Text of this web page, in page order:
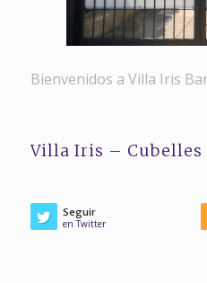
Bienvenidos a Villa Iris
Villa Iris – Cubelles
Seguir
en Twitter